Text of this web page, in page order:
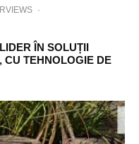
·
ÎN SOLUȚII
CU TEHNOLOGIE DE